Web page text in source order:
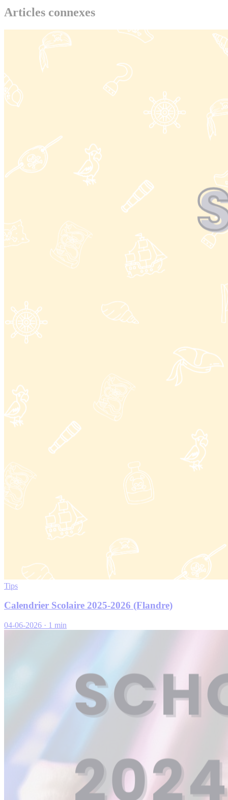
Articles connexes
Tips
Calendrier Scolaire 2025-2026 (Flandre)
04-06-2026 · 1 min